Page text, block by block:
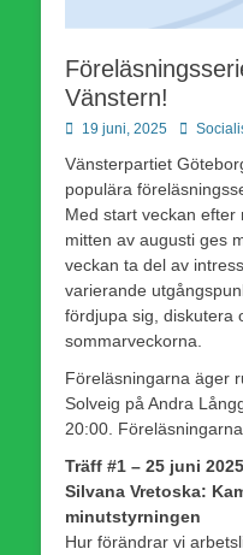
Vänstern!
Publicerad
19 juni, 2025 Författare
Vänsterpartiet
populära
Med start veckan
mitten av augusti ges
veckan ta del av
varierande
fördjupa sig, diskutera
sommarveckorna.
Föreläsningarna äger
Solveig på Andra
20:00.
Träff #1 – 25 juni 2025
Silvana Vretoska:
minutstyrningen
Hur förändrar vi